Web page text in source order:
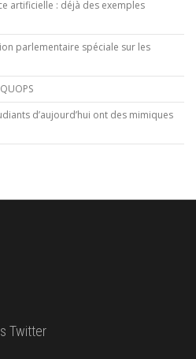
artificielle : déjà des exemples
parlementaire spéciale sur les
d’aujourd’hui ont des mimiques
Twitter